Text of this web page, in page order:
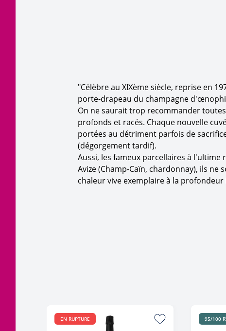
"Célèbre au XIXème siècle, reprise en
porte-drapeau du champagne
On ne saurait trop recommander
profonds et racés. Chaque nouvelle
portées au détriment parfois de
(dégorgement tardif).
Aussi, les fameux parcellaires à l'ultime
Avize (Champ-Caïn, chardonnay), ils
chaleur vive exemplaire à la
EN RUPTURE 95/100